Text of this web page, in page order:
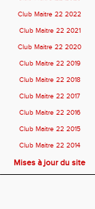
Club Maitre 22 2022
Club Maitre 22 2021
Club Maitre 22 2020
Club Maitre 22 2019
Club Maitre 22 2018
Club Maitre 22 2017
Club Maitre 22 2016
Club Maitre 22 2015
Club Maitre 22 2014
Mises à jour du site